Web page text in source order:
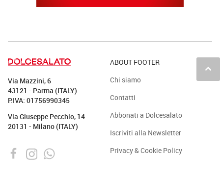
keyboard_arrow_up
Via Mazzini, 6
43121 - Parma (ITALY)
P.IVA: 01756990345
Via Giuseppe Pecchio, 14
20131 - Milano (ITALY)
ABOUT FOOTER
Chi siamo
Contatti
Abbonati a Dolcesalato
Iscriviti alla Newsletter
Privacy & Cookie Policy